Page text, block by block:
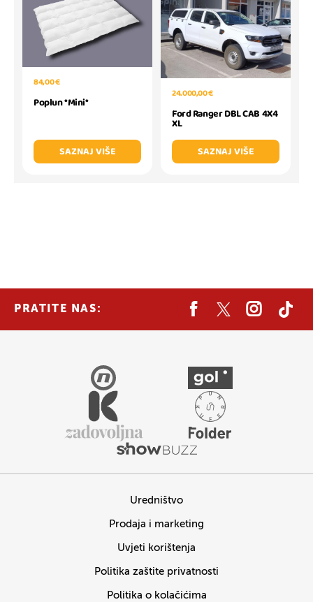
84,00 €
Poplun *Mini*
SAZNAJ VIŠE
24.000,00 €
Ford Ranger DBL CAB 4X4
XL
SAZNAJ VIŠE
PRATITE NAS:
Uredništvo
Prodaja i marketing
Uvjeti korištenja
Politika zaštite privatnosti
Politika o kolačićima